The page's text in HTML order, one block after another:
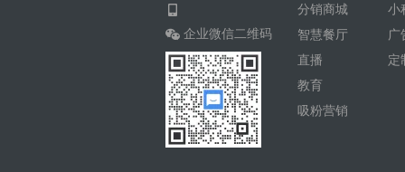
企业微信二维码
分销商城
智慧餐厅
直播
教育
吸粉营销
小
广
定